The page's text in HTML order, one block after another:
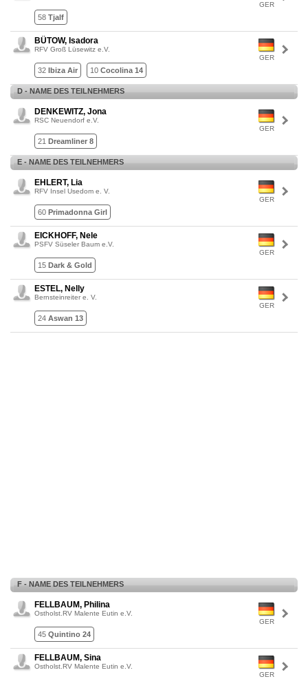
GER
58 Tjalf
GER
BÜTOW, Isadora
RFV Groß Lüsewitz e.V.
32 Ibiza Air 10 Cocolina 14
D - NAME DES TEILNEHMERS
GER
DENKEWITZ, Jona
RSC Neuendorf e.V.
21 Dreamliner 8
E - NAME DES TEILNEHMERS
GER
EHLERT, Lia
RFV Insel Usedom e. V.
60 Primadonna Girl
GER
EICKHOFF, Nele
PSFV Süseler Baum e.V.
15 Dark & Gold
GER
ESTEL, Nelly
Bernsteinreiter e. V.
24 Aswan 13
F - NAME DES TEILNEHMERS
GER
FELLBAUM, Philina
Ostholst.RV Malente Eutin e.V.
45 Quintino 24
GER
FELLBAUM, Sina
Ostholst.RV Malente Eutin e.V.